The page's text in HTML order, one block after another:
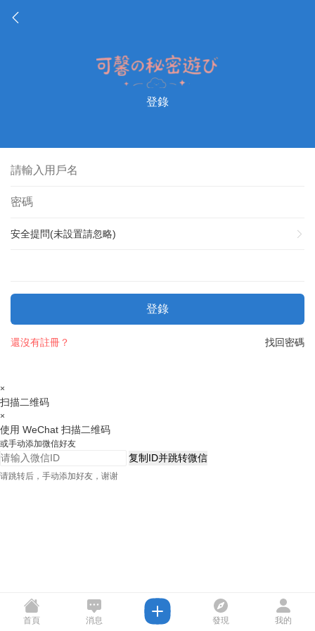
登錄
安全提問(未設置請忽略)
登錄
找回密碼
還沒有註冊？
×
扫描二维码
×
使用 WeChat 扫描二维码
或手动添加微信好友
复制ID并跳转微信
请跳转后，手动添加好友，谢谢
首頁 消息 發現 我的